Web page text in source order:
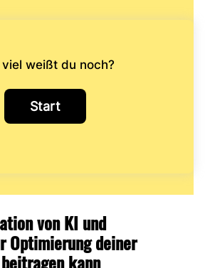
weißt du noch?
von KI und
Optimierung deiner
kann